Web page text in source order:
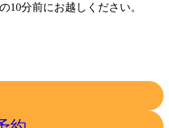
10分前にお越しください。